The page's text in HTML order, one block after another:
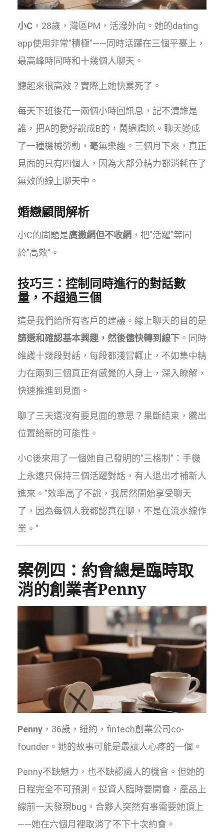
小C ，28歲，灣區PM，活潑外向。她的dating
app使用非常"積極"——同時活躍在三個平臺上，
最高峰時同時和十幾個人聊天。
聽起來很高效？實際上她快累死了。
每天下班後花一兩個小時回訊息，記不清誰是
誰，把A的愛好說成B的，鬧過尷尬。聊天變成
了一種機械勞動，毫無樂趣。三個月下來，真正
見面的只有四個人，因為大部分精力都消耗在了
無效的線上聊天中。
婚戀顧問解析
小C的問題是廣撒網但不收網 ，把"活躍"等同
於"高效"。
技巧三：控制同時進行的對話數
量，不超過三個
這是我們給所有客戶的建議。線上聊天的目的是
篩選和確認基本興趣，然後儘快轉到線下 。同時
維護十幾段對話，每段都淺嘗輒止，不如集中精
力在兩到三個真正有感覺的人身上，深入瞭解，
快速推進到見面。
聊了三天還沒有要見面的意思？果斷結束，騰出
位置給新的可能性。
小C後來用了一個她自己發明的"三格制"：手機
上永遠只保持三個活躍對話，有人退出才補新人
進來。"效率高了不說，我居然開始享受聊天
了，因為每個人我都認真在聊，不是在流水線作
業。"
案例四：約會總是臨時取
消的創業者Penny
Penny ，36歲，紐約，fintech創業公司co-
founder。她的故事可能是最讓人心疼的一個。
Penny不缺魅力，也不缺認識人的機會。但她的
日程完全不可預測。投資人臨時要開會，產品上
線前一天發現bug，合夥人突然有事需要她頂上
——她在六個月裡取消了不下十次約會。